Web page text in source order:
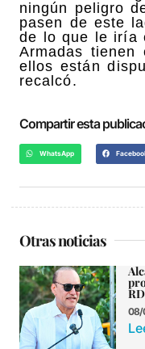
ningún peligro
pasen de este
de lo que le iría
Armadas tienen
ellos están
recalcó.
Compartir esta
WhatsApp
Otras noticias
08/